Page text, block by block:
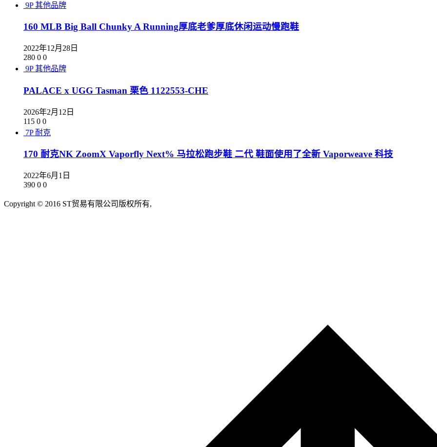
9P 其他品牌
160 MLB Big Ball Chunky A Running厚底老爹厚底休闲运动慢跑鞋
2022年12月28日
280 0 0
9P 其他品牌
PALACE x UGG Tasman 栗色 1122553-CHE
2026年2月12日
115 0 0
7P 耐克
170 耐克NK ZoomX Vaporfly Next% 马拉松跑步鞋 二代 鞋面使用了全新 Vaporweave 科技
2022年6月1日
390 0 0
Copyright © 2016 ST贸易有限公司版权所有,